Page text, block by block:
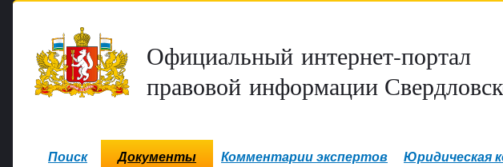
Официальный интернет-портал
правовой информации
Поиск Документы Комментарии экспертов Юридическая